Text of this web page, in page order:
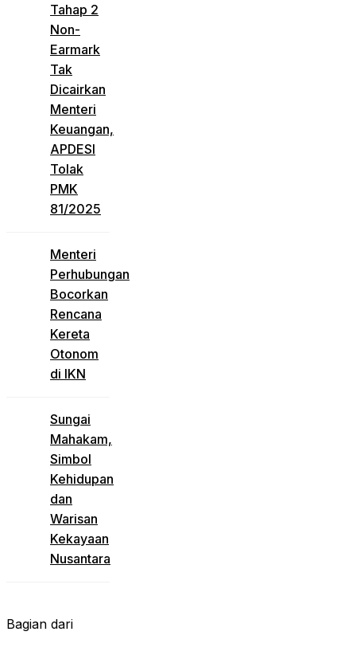
Tahap 2
Non-
Earmark
Tak
Dicairkan
Menteri
Keuangan,
APDESI
Tolak
PMK
81/2025
Menteri
Perhubungan
Bocorkan
Rencana
Kereta
Otonom
di IKN
Sungai
Mahakam,
Simbol
Kehidupan
dan
Warisan
Kekayaan
Nusantara
Bagian dari